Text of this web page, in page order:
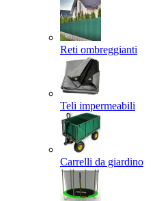
Reti ombreggianti
Teli impermeabili
Carrelli da giardino